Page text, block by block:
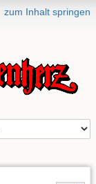
zum Inhalt springen